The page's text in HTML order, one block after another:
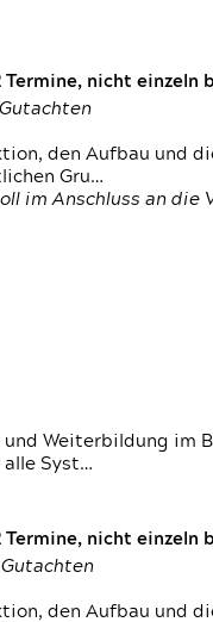
nicht einzeln
den Aufbau und
Gru…
im Anschluss an die
Weiterbildung im
alle Syst…
nicht einzeln
den Aufbau und